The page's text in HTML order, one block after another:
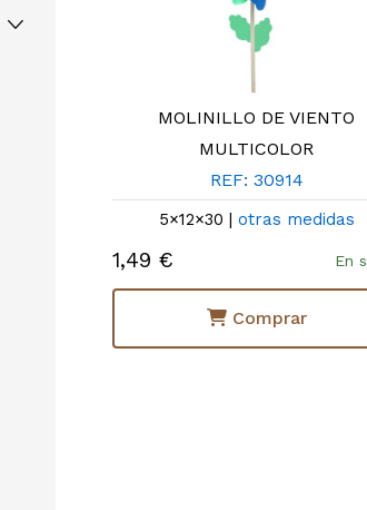
MOLINILLO DE VIENTO
MULTICOLOR
REF: 30914
5×12×30 | otras medidas
1,49 € En
Comprar